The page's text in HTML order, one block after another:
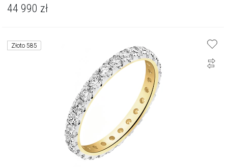
44 990 zł
Złoto 585